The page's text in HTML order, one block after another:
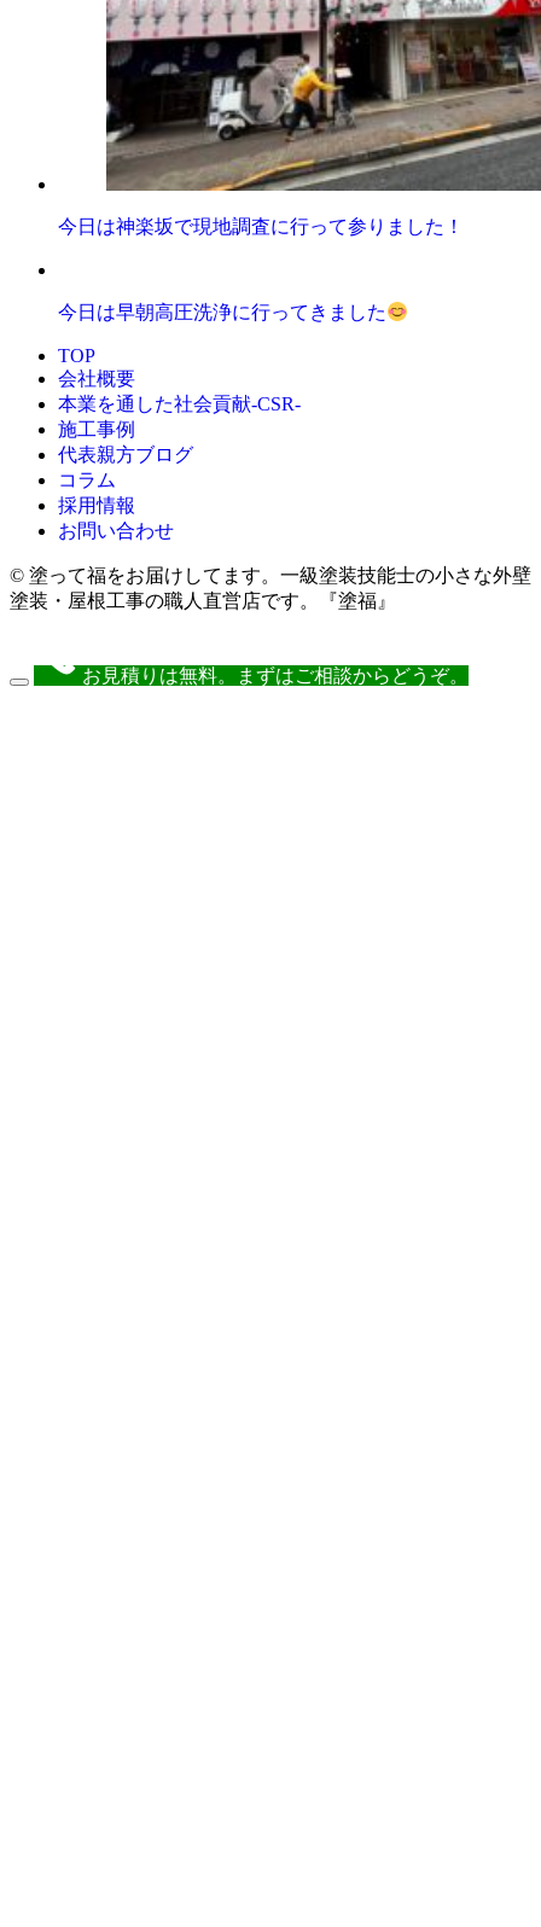
今日は神楽坂で現地調査に行って参りました！
今日は早朝高圧洗浄に行ってきました
TOP
会社概要
本業を通した社会貢献-CSR-
施工事例
代表親方ブログ
コラム
採用情報
お問い合わせ
© 塗って福をお届けしてます。一級塗装技能士の小さな外壁
塗装・屋根工事の職人直営店です。『塗福』
お見積りは無料。まずはご相談からどうぞ。